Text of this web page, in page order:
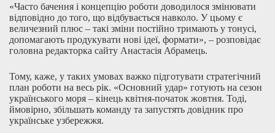
«Часто бачення і концепцію роботи доводилося змінювати
відповідно до того, що відбувається навколо. У цьому є
величезний плюс – такі зміни постійно тримають у тонусі,
допомагають продукувати нові ідеї, формати», – розповідає
головна редакторка сайту Анастасія Абрамець.
Тому, каже, у таких умовах важко підготувати стратегічний
план роботи на весь рік. «Основний удар» готують на сезон
українського моря – кінець квітня-початок жовтня. Тоді,
ймовірно, збільшать команду та запустять довідник про
українське узбережжя.